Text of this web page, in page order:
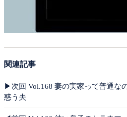
関連記事
▶︎次回 Vol.168 妻の実家って普通な
惑う夫